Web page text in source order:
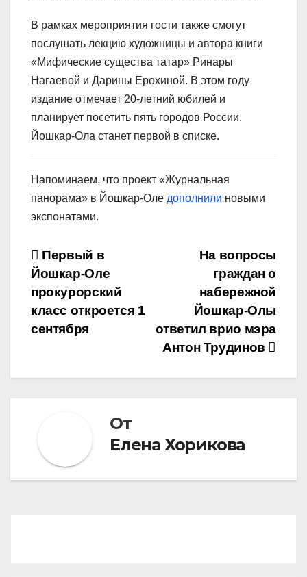
В рамках мероприятия гости также смогут
послушать лекцию художницы и автора книги
«Мифические существа татар» Ринары
Нагаевой и Дарины Ерохиной. В этом году
издание отмечает 20-летний юбилей и
планирует посетить пять городов России.
Йошкар-Ола станет первой в списке.
Напоминаем, что проект «Журнальная
панорама» в Йошкар-Оле дополнили новыми
экспонатами.
Навигация
по
записям
На вопросы
граждан о
набережной
Йошкар-Олы
ответил врио мэра
Антон Трудинов
Первый в
Йошкар-Оле
прокурорский
класс откроется 1
сентября
От
Елена Хорикова